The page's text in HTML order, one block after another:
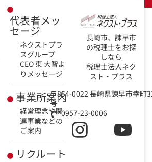
代表者メッ
セージ
ネクストプラ
スグループ
CEO 東 大智よ
りメッセージ
事業所案内
経営理念や関
連事業などの
ご案内
リクルート
長崎市、諫早市
の税理士をお探
しなら
税理士法人ネク
スト・プラス
〒854-0022 長崎県諫早市幸町
号
0957-23-0006